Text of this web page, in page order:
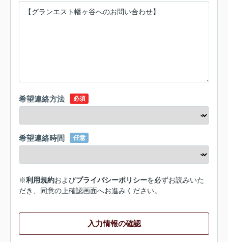
希望連絡方法 必須
希望連絡時間 任意
※利用規約およびプライバシーポリシーを必ずお読みいた
だき、同意の上確認画面へお進みください。
入力情報の確認